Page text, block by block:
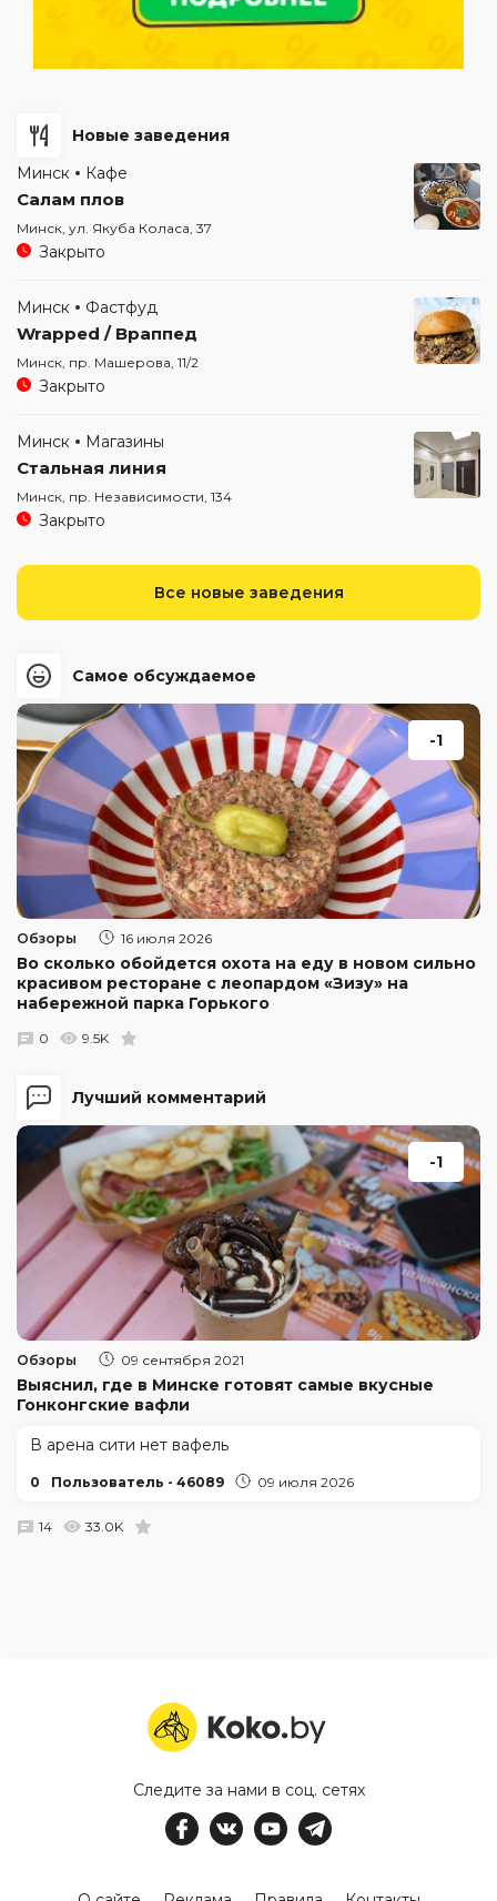
Новые заведения
Минск
Кафе
Салам плов
Минск, ул. Якуба Коласа, 37
Закрыто
Минск Фастфуд
Wrapped / Враппед
Минск, пр. Машерова, 11/2
Закрыто
Минск Магазины
Стальная линия
Минск, пр. Независимости, 134
Закрыто
Все новые заведения
Лучший комментарий
-1
Обзоры 09 сентября 2021
Выяснил, где в Минске готовят самые вкусные
Гонконгские вафли
В арена сити нет вафель
0 Пользователь - 46089 09 июля 2026
14 33.0K
Самое обсуждаемое
-1
Обзоры 16 июля 2026
Во сколько обойдется охота на еду в новом сильно
красивом ресторане с леопардом «Зизу» на
набережной парка Горького
0 9.5K
Следите за нами в соц. сетях